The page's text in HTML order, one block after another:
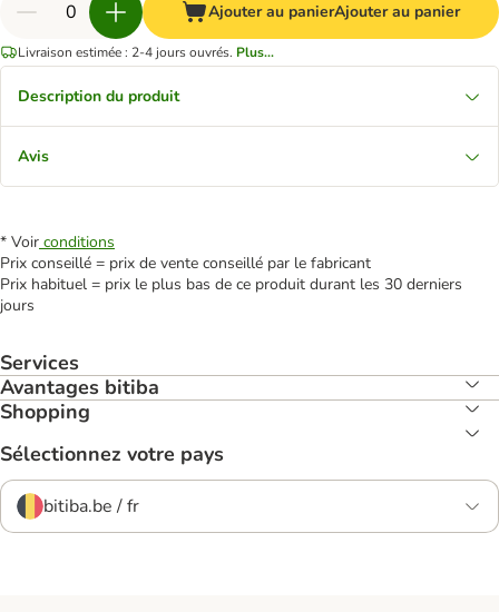
Ajouter au panierAjouter au panier
Livraison estimée : 2-4 jours ouvrés. Plus...
Description du produit
Avis
* Voir conditions
Prix conseillé = prix de vente conseillé par le fabricant
Prix habituel = prix le plus bas de ce produit durant les 30 derniers
jours
Services
Avantages bitiba
Shopping
Sélectionnez votre pays
bitiba.be / fr